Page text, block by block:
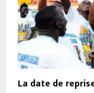
La date de